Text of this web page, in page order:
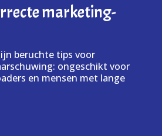
marketing-
beruchte tips voor
ongeschikt voor
en mensen met lange